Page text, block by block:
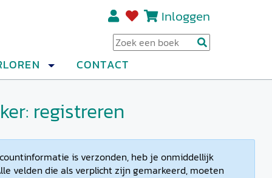
Inloggen
CONTACT
registreren
is verzonden, heb je onmiddellijk
velden die als verplicht zijn gemarkeerd, moeten